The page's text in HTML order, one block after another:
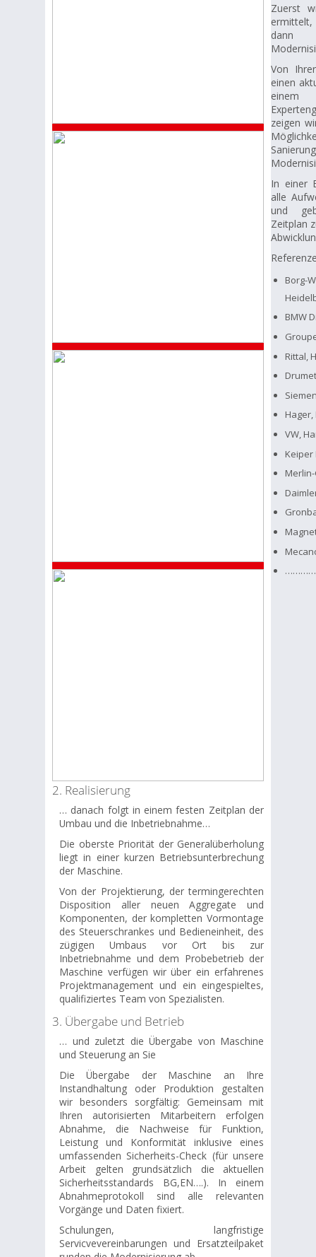
Zuerst
ermittelt,
dann
Von
einen
zeigen
In einer
alle
und
Zeitplan
Borg-
BMW
Rittal,
VW,
Keiper
2. Realisierung
… danach folgt in einem festen Zeitplan der
Umbau und die Inbetriebnahme…
Die oberste Priorität der Generalüberholung
liegt in einer kurzen Betriebsunterbrechung
der Maschine.
Von der Projektierung, der termingerechten
Disposition aller neuen Aggregate und
Komponenten, der kompletten Vormontage
des Steuerschrankes und Bedieneinheit, des
zügigen Umbaus vor Ort bis zur
Inbetriebnahme und dem Probebetrieb der
Maschine verfügen wir über ein erfahrenes
Projektmanagement und ein eingespieltes,
qualifiziertes Team von Spezialisten.
3. Übergabe und Betrieb
… und zuletzt die Übergabe von Maschine
und Steuerung an Sie
Die Übergabe der Maschine an Ihre
Instandhaltung oder Produktion gestalten
wir besonders sorgfältig: Gemeinsam mit
Ihren autorisierten Mitarbeitern erfolgen
Abnahme, die Nachweise für Funktion,
Leistung und Konformität inklusive eines
umfassenden Sicherheits-Check (für unsere
Arbeit gelten grundsätzlich die aktuellen
Sicherheitsstandards BG,EN….). In einem
Abnahmeprotokoll sind alle relevanten
Vorgänge und Daten fixiert.
Schulungen, langfristige
Servicvevereinbarungen und Ersatzteilpaket